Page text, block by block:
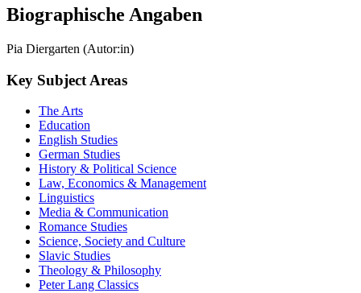
Biographische Angaben
Pia Diergarten (Autor:in)
Key Subject Areas
The Arts
Education
English Studies
German Studies
History & Political Science
Law, Economics & Management
Linguistics
Media & Communication
Romance Studies
Science, Society and Culture
Slavic Studies
Theology & Philosophy
Peter Lang Classics